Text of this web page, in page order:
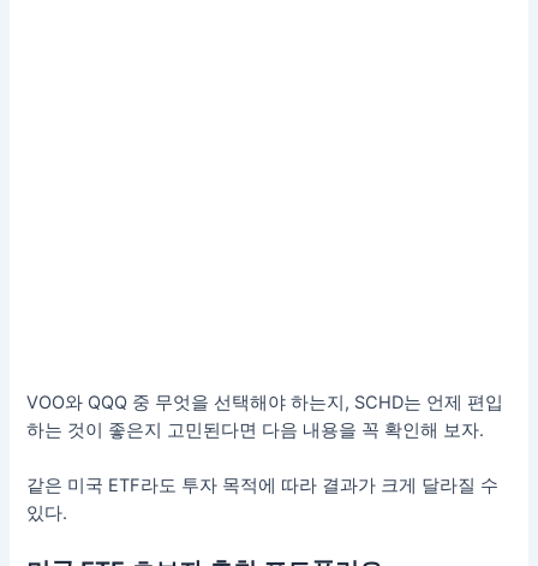
VOO와 QQQ 중 무엇을 선택해야 하는지, SCHD는 언제 편입
하는 것이 좋은지 고민된다면 다음 내용을 꼭 확인해 보자.
같은 미국 ETF라도 투자 목적에 따라 결과가 크게 달라질 수
있다.